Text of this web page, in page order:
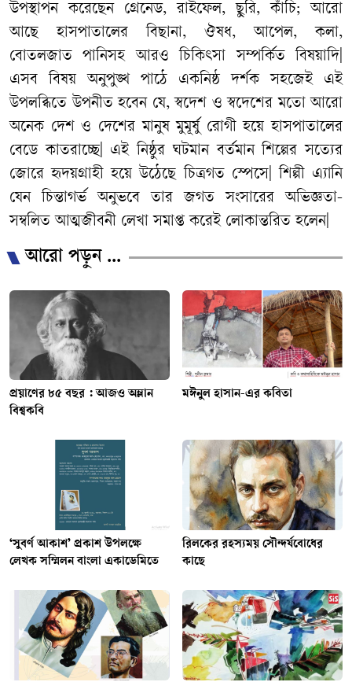
উপস্থাপন
করেছেন গ্রেনেড,রাইফেল,ছুরি,কাঁচি;আরো
আছে
হাসপাতালের বিছানা, ঔষধ,আপেল,কলা,
বোতলজাত
পানিসহ আরও চিকিৎসা সম্পর্কিত বিষয়াদি
এসব
বিষয় অনুপুঙ্খ পাঠে একনিষ্ঠ দর্শক সহজেই
এই
উপলব্ধিতে উপনীত হবেন যে,স্বদেশ ও স্বদেশের মতো আরো
অনেক দেশ ও দেশের মানুষ মুমূর্ষু রোগী হয়ে হাসপাতালের
বেডে কাতরাচ্ছে| এই নিষ্ঠুর ঘটমান বর্তমান শিল্পের সত্যের
জোরে হৃদয়গ্রাহী হয়ে উঠেছে চিত্রগত স্পেসে|শিল্পী এ্যানি
যেন
চিন্তাগর্ভ অনুভবে তার জগত সংসারের অভিজ্ঞতা-
সম্বলিত আত্মজীবনী লেখা সমাপ্ত করেই লোকান্তরিত হলেন|
আরো পড়ুন ...
প্রয়াণের ৮৫ বছর : আজও অম্লান
বিশ্বকবি
মঈনুল হাসান-এর কবিতা
‘সুবর্ণ আকাশ’ প্রকাশ উপলক্ষে
লেখক সম্মিলন বাংলা একাডেমিতে
রিলকের রহস্যময় সৌন্দর্যবোধের
কাছে